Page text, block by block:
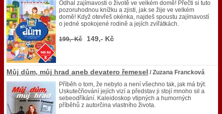
Odhal zajímavosti o životě ve velkém domě! Přečti si tuto
pozoruhodnou knížku a zjisti, jak se žije ve velkém
domě! Když otevřeš okénka, najdeš spoustu zajímavostí
o jedné spokojené rodině a jejích zvířátkách.
199,- Kč 149,- Kč
Můj dům, můj hrad aneb devatero řemesel / Zuzana Francková
Příběh o tom, že nebylo a není všechno tak, jak má být.
Uskutečňování jejích vizí a představ ji stojí mnoho sil a
sebeodříkání. Kaleidoskop vtipných a humorných
příběhů z autorčina vlastního života.